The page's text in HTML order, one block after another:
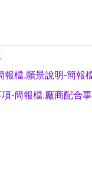
報檔.願景說明-簡報
-簡報檔.廠商配合